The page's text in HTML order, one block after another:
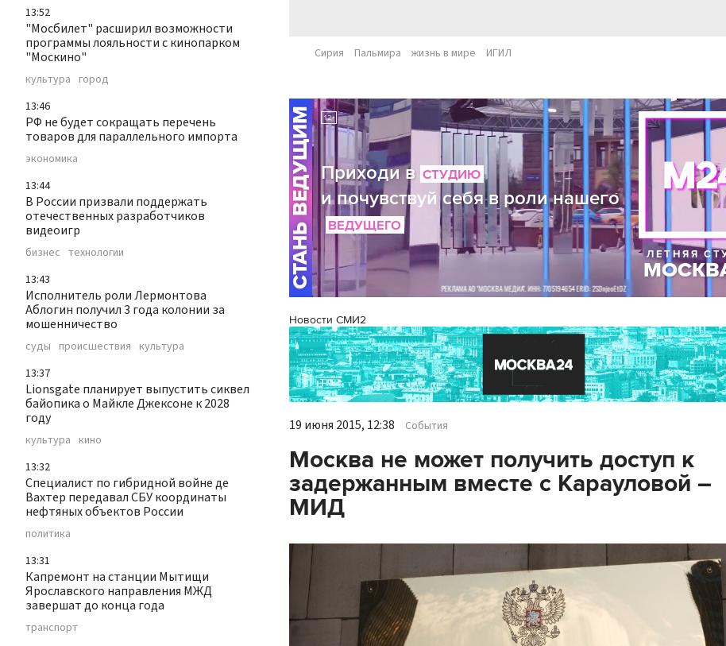
13:52
"Мосбилет" расширил возможности
программы лояльности с кинопарком
"Москино"
культура город
13:46
РФ не будет сокращать перечень
товаров для параллельного импорта
экономика
13:44
В России призвали поддержать
отечественных разработчиков
видеоигр
бизнес технологии
13:43
Исполнитель роли Лермонтова
Аблогин получил 3 года колонии за
мошенничество
суды происшествия культура
13:37
Lionsgate планирует выпустить сиквел
байопика о Майкле Джексоне к 2028
году
культура кино
13:32
Специалист по гибридной войне де
Вахтер передавал СБУ координаты
нефтяных объектов России
политика
13:31
Капремонт на станции Мытищи
Ярославского направления МЖД
завершат до конца года
транспорт
Сирия Пальмира жизнь в мире ИГИЛ
Новости СМИ2
19 июня 2015, 12:38 События
Москва не может получить доступ к
задержанным вместе с Карауловой –
МИД